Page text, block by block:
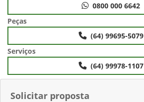
Solicitar proposta
0800 000 6642
Peças
(64) 99695-5079
Serviços
(64) 99978-1107